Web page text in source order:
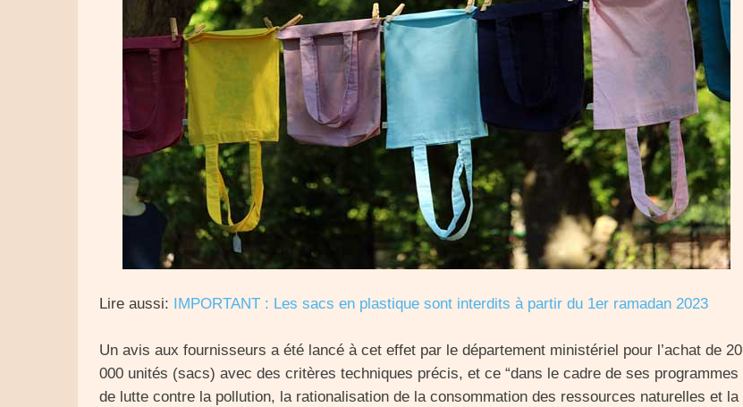
Lire aussi: IMPORTANT : Les sacs en plastique sont interdits à partir du 1er ramadan 2023
Un avis aux fournisseurs a été lancé à cet effet par le département ministériel pour l’achat de 20
000 unités (sacs) avec des critères techniques précis, et ce “dans le cadre de ses programmes
de lutte contre la pollution, la rationalisation de la consommation des ressources naturelles et la